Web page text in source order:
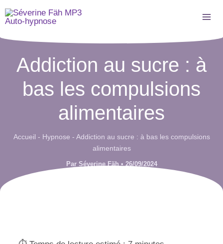
Aller
au
Addiction au sucre : à
bas les compulsions
alimentaires
Accueil - Hypnose - Addiction au sucre : à bas les compulsions
alimentaires
Par Séverine Fäh•26/09/2024